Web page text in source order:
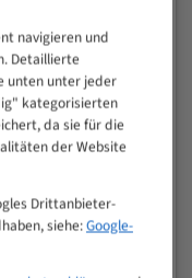
CR 330A Bi-Metal M42
HSS Bandsägeblatt
HSS m42 für die
: 4970
0 Bewertungen
navigieren und
Detaillierte
unten unter jeder
kategorisierten
da sie für die
der Website
Drittanbieter-
siehe:Google-